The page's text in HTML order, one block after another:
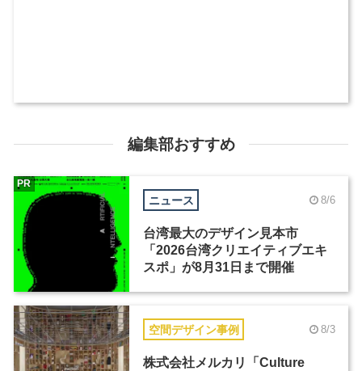
編集部おすすめ
ニュース 8/6
台湾最大のデザイン見本市
「2026台湾クリエイティブエキ
スポ」が8月31日まで開催
PR
空間デザイン事例 8/3
株式会社メルカリ「Culture